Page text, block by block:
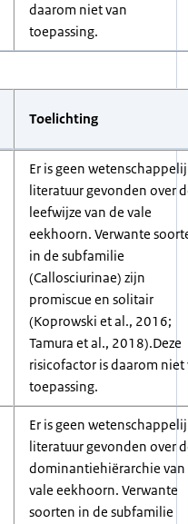
daarom niet van
toepassing.
Toelichting
Er is geen
literatuur gevonden over
leefwijze van de vale
eekhoorn. Verwante
in de subfamilie
(Callosciurinae) zijn
promiscue en solitair
(Koprowski et al., 2016;
Tamura et al., 2018).Deze
risicofactor is daarom niet
toepassing.
Er is geen
literatuur gevonden over
dominantiehiërarchie van
vale eekhoorn. Verwante
soorten in de subfamilie